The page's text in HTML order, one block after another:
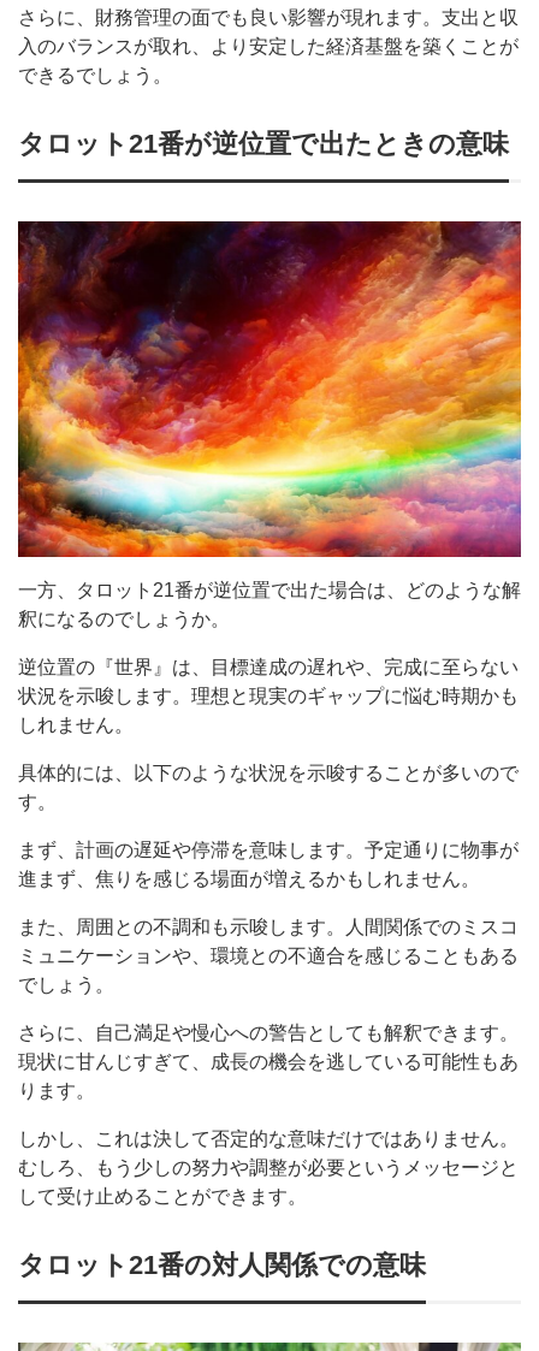
さらに、財務管理の面でも良い影響が現れます。支出と収
入のバランスが取れ、より安定した経済基盤を築くことが
できるでしょう。
タロット21番が逆位置で出たときの意味
一方、タロット21番が逆位置で出た場合は、どのような解
釈になるのでしょうか。
逆位置の『世界』は、目標達成の遅れや、完成に至らない
状況を示唆します。理想と現実のギャップに悩む時期かも
しれません。
具体的には、以下のような状況を示唆することが多いので
す。
まず、計画の遅延や停滞を意味します。予定通りに物事が
進まず、焦りを感じる場面が増えるかもしれません。
また、周囲との不調和も示唆します。人間関係でのミスコ
ミュニケーションや、環境との不適合を感じることもある
でしょう。
さらに、自己満足や慢心への警告としても解釈できます。
現状に甘んじすぎて、成長の機会を逃している可能性もあ
ります。
しかし、これは決して否定的な意味だけではありません。
むしろ、もう少しの努力や調整が必要というメッセージと
して受け止めることができます。
タロット21番の対人関係での意味